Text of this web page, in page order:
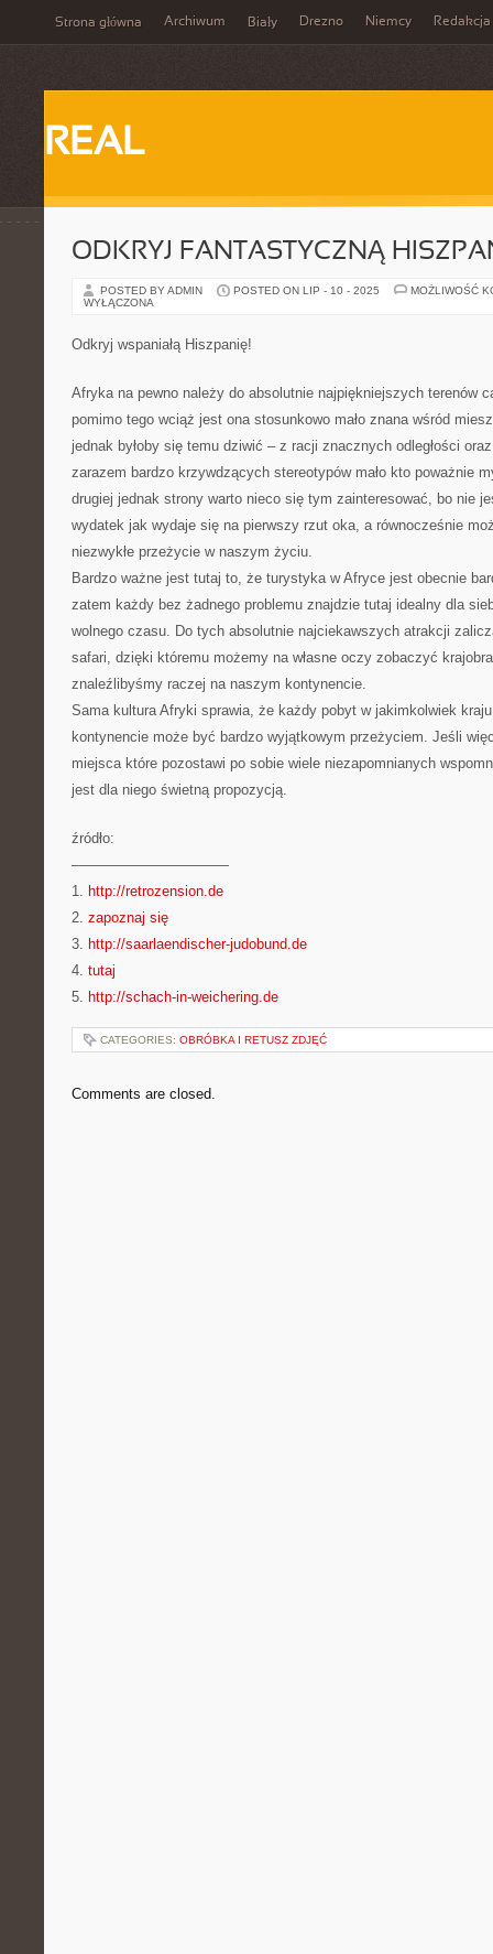
Strona główna Archiwum Biały Drezno Niemcy Redakcja
REAL
ODKRYJ FANTASTYCZNĄ
POSTED BY ADMIN POSTED ON LIP - 10 - 2025
MOŻLIWOŚĆ
WYŁĄCZONA
Odkryj wspaniałą Hiszpanię!
Afryka na pewno należy do absolutnie najpiękniejszych terenów
pomimo tego wciąż jest ona stosunkowo mało znana wśród
jednak byłoby się temu dziwić – z racji znacznych odległości
zarazem bardzo krzywdzących stereotypów mało kto poważnie
drugiej jednak strony warto nieco się tym zainteresować, bo nie
wydatek jak wydaje się na pierwszy rzut oka, a równocześnie
niezwykłe przeżycie w naszym życiu.
Bardzo ważne jest tutaj to, że turystyka w Afryce jest obecnie
zatem każdy bez żadnego problemu znajdzie tutaj idealny dla
wolnego czasu. Do tych absolutnie najciekawszych atrakcji
safari, dzięki któremu możemy na własne oczy zobaczyć
znaleźlibyśmy raczej na naszym kontynencie.
Sama kultura Afryki sprawia, że każdy pobyt w jakimkolwiek
kontynencie może być bardzo wyjątkowym przeżyciem. Jeśli
miejsca które pozostawi po sobie wiele niezapomnianych
jest dla niego świetną propozycją.
źródło:
———————————
1. http://retrozension.de
2. zapoznaj się
3. http://saarlaendischer-judobund.de
4. tutaj
5. http://schach-in-weichering.de
CATEGORIES: OBRÓBKA I RETUSZ ZDJĘĆ
Comments are closed.